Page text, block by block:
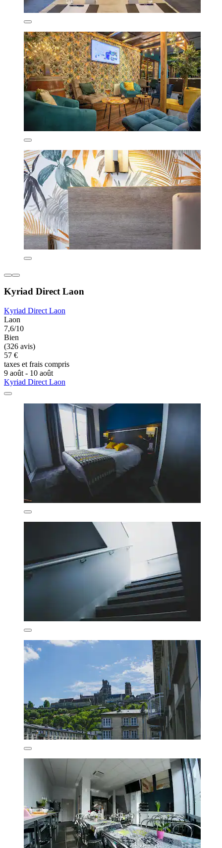
Kyriad Direct Laon
Kyriad Direct Laon
Laon
7,6/10
Bien
(326 avis)
57 €
taxes et frais compris
9 août - 10 août
Kyriad Direct Laon